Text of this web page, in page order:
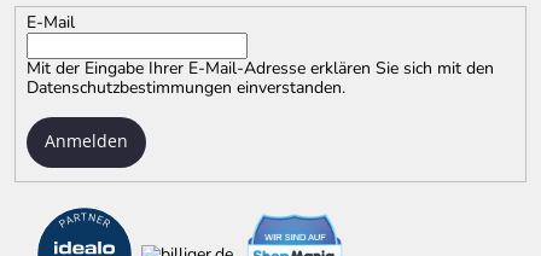
E-Mail
Mit der Eingabe Ihrer E-Mail-Adresse erklären Sie sich mit den
Datenschutzbestimmungen einverstanden.
Anmelden